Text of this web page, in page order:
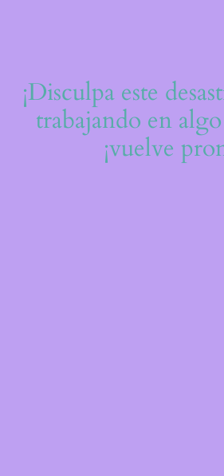
¡Disculpa este
trabajando en
¡vuelve